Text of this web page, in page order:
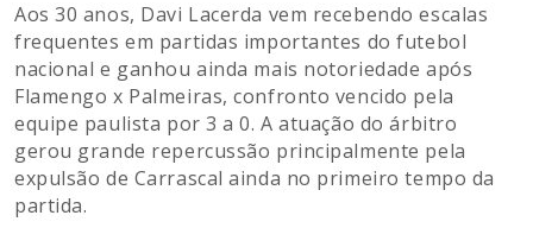
Aos 30 anos, Davi Lacerda vem recebendo escalas
frequentes em partidas importantes do futebol
nacional e ganhou ainda mais notoriedade após
Flamengo x Palmeiras, confronto vencido pela
equipe paulista por 3 a 0. A atuação do árbitro
gerou grande repercussão principalmente pela
expulsão de Carrascal ainda no primeiro tempo da
partida.